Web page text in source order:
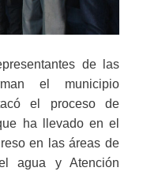
de las
el municipio
el proceso de
ha llevado en el
en las áreas de
agua y Atención